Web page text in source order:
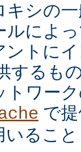
キシの
ルによ
ントに
するも
トワー
で
いるこ